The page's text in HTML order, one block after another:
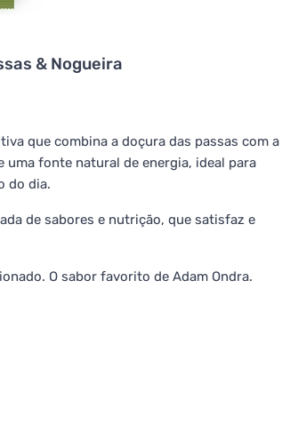
& Nogueira
que combina a doçura das passas com a
uma fonte natural de energia, ideal para
do dia.
de sabores e nutrição, que satisfaz e
O sabor favorito de Adam Ondra.